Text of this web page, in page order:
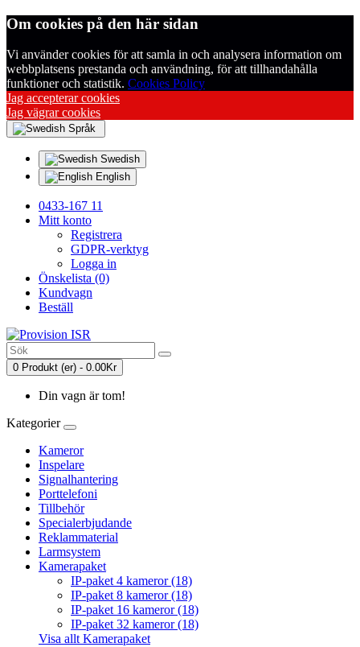
Om cookies på den här sidan
Vi använder cookies för att samla in och analysera information om
webbplatsens prestanda och användning, för att tillhandahålla
funktioner och statistik. Cookies Policy
Jag accepterar cookies
Jag vägrar cookies
Språk
Swedish
English
0433-167 11
Mitt konto
Registrera
GDPR-verktyg
Logga in
Önskelista (0)
Kundvagn
Beställ
0 Produkt (er) - 0.00Kr
Din vagn är tom!
Kategorier
Kameror
Inspelare
Signalhantering
Porttelefoni
Tillbehör
Specialerbjudande
Reklammaterial
Larmsystem
Kamerapaket
IP-paket 4 kameror (18)
IP-paket 8 kameror (18)
IP-paket 16 kameror (18)
IP-paket 32 kameror (18)
Visa allt Kamerapaket